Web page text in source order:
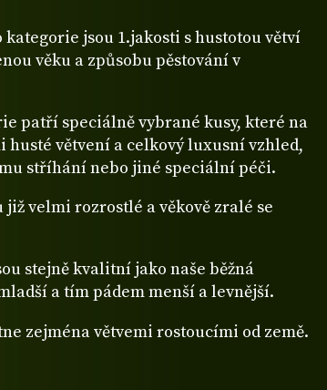
kategorie jsou 1.jakosti s hustotou větví
věku a způsobu pěstování v
patří speciálně vybrané kusy, které na
husté větvení a celkový luxusní vzhled,
stříhání nebo jiné speciální péči.
již velmi rozrostlé a věkově zralé se
stejně kvalitní jako naše běžná
a tím pádem menší a levnější.
zejména větvemi rostoucími od země.